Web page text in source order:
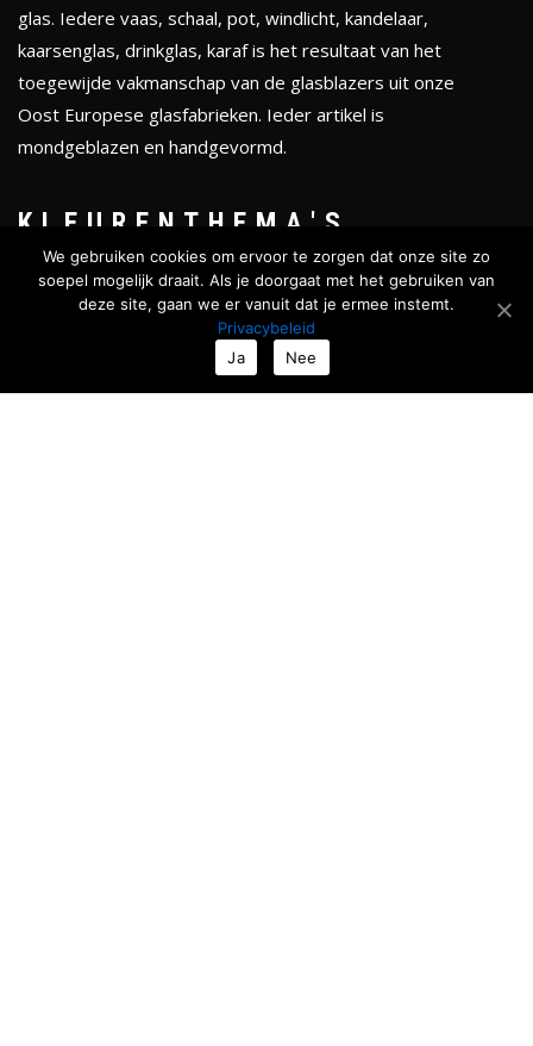
glas. Iedere vaas, schaal, pot, windlicht, kandelaar,
kaarsenglas, drinkglas, karaf is het resultaat van het
toegewijde vakmanschap van de glasblazers uit onze
Oost Europese glasfabrieken. Ieder artikel is
mondgeblazen en handgevormd.
KLEURENTHEMA'S
Totale collectie
Serenity
We gebruiken cookies om ervoor te zorgen dat onze site zo
soepel mogelijk draait. Als je doorgaat met het gebruiken van
deze site, gaan we er vanuit dat je ermee instemt.
Privacybeleid
Ja
Nee